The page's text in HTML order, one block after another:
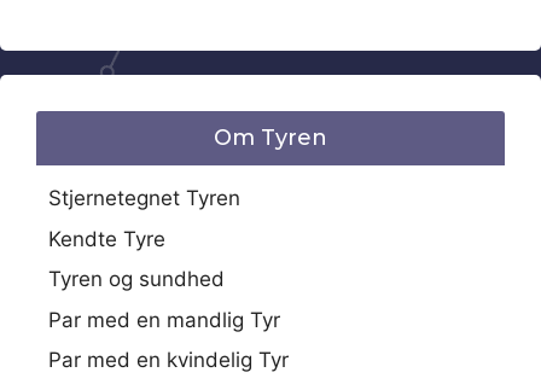
Om Tyren
Stjernetegnet Tyren
Kendte Tyre
Tyren og sundhed
Par med en mandlig Tyr
Par med en kvindelig Tyr